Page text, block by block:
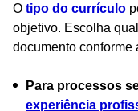
O tipo do currículo
objetivo. Escolha
documento conforme
Para processos
experiência